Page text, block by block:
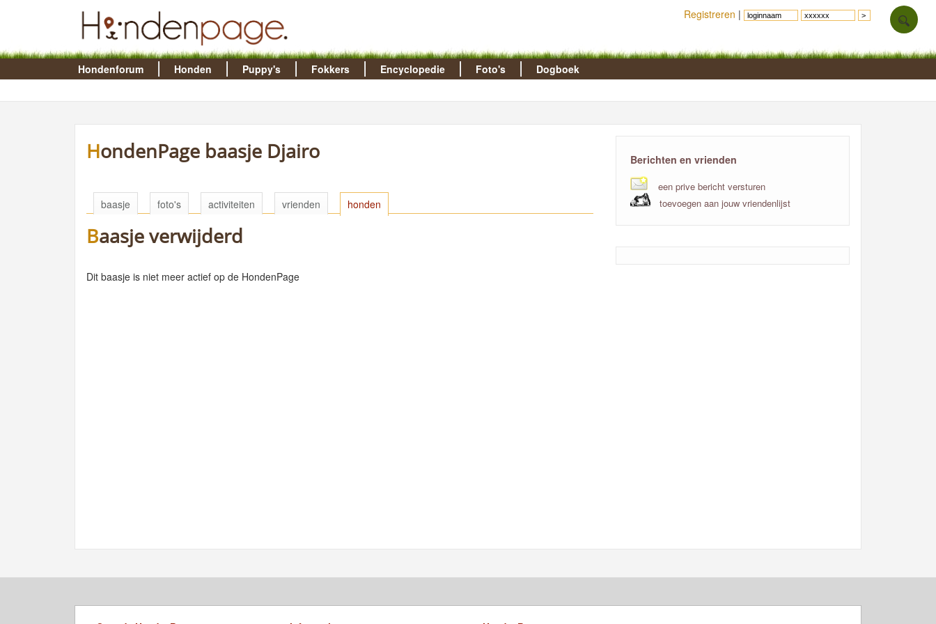
Hondenforum Honden Puppy's Fokkers Encyclopedie Foto's Dogboek
HondenPage baasje Djairo
baasje foto's activiteiten vrienden honden
Baasje verwijderd
Dit baasje is niet meer actief op de HondenPage
Berichten en vrienden
een prive bericht versturen
toevoegen aan jouw vriendenlijst
Registreren |